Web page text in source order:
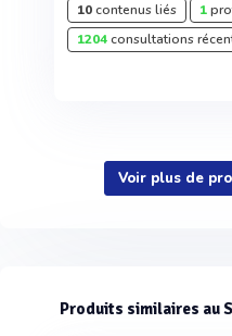
10contenus liés 1
1204consultations
Voir plus de
Produits similaires au